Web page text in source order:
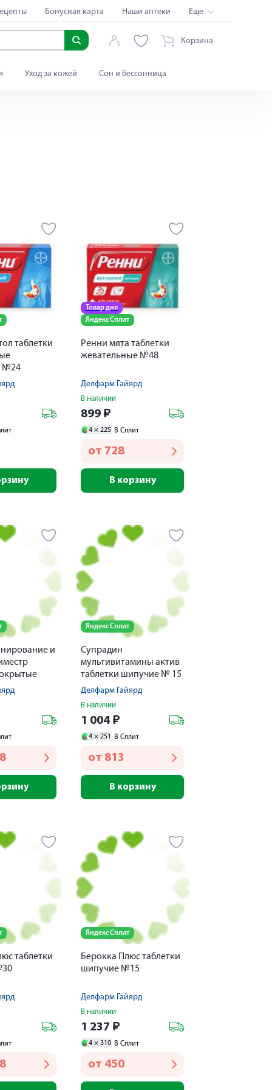
Бонусная карта Наши аптеки Еще
Корзина
Уход за кожей Сон и бессонница
таблетки
№24
Товар дня
Яндекс Сплит
Ренни мята таблетки
жевательные №48
Делфарм Гайярд
В наличии
899 ₽
4 × 225 В Сплит
от 728
В корзину
и
Яндекс Сплит
Супрадин
мультивитамины актив
таблетки шипучие № 15
Делфарм Гайярд
В наличии
1 004 ₽
4 × 251 В Сплит
от 813
В корзину
таблетки
Яндекс Сплит
Берокка Плюс таблетки
шипучие №15
Делфарм Гайярд
В наличии
1 237 ₽
4 × 310 В Сплит
от 450